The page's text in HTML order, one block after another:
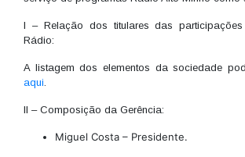
I – Relação dos titulares das
Rádio:
A listagem dos elementos da sociedade
aqui
II – Composição da Gerência:
Miguel Costa – Presidente.